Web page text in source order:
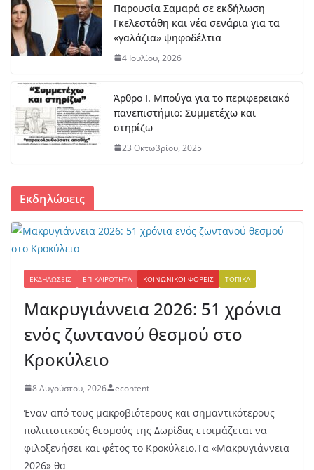
Στο Λιδωρίκι ο Φάνης Σπανός για
έργα και αποκατάσταση των
πυρόπληκτων περιοχών
Μπράβο στο Βασίλη Νίτσο – Αυτά
πρέπει να αναγνωρίζονται
8 Αυγούστου, 2026
Παρουσία Σαμαρά σε εκδήλωση
Γκελεστάθη και νέα σενάρια για τα
«γαλάζια» ψηφοδέλτια
4 Ιουλίου, 2026
Άρθρο Ι. Μπούγα για το περιφερειακό
πανεπιστήμιο: Συμμετέχω και
στηρίζω
23 Οκτωβρίου, 2025
Εκδηλώσεις
ΕΚΔΗΛΏΣΕΙΣ ΕΠΙΚΑΙΡΌΤΗΤΑ ΚΟΙΝΩΝΙΚΟΊ ΦΟΡΕΊΣ ΤΟΠΙΚΆ
Μακρυγιάννεια 2026: 51 χρόνια
ενός ζωντανού θεσμού στο
Κροκύλειο
8 Αυγούστου, 2026 econtent
Έναν από τους μακροβιότερους και σημαντικότερους
πολιτιστικούς θεσμούς της Δωρίδας ετοιμάζεται να
φιλοξενήσει και φέτος το Κροκύλειο.Τα «Μακρυγιάννεια
2026» θα